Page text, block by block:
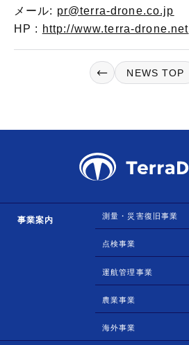
メール: pr@terra-drone.co.jp
HP : http://www.terra-drone.net
NEWS TOP
事業案内 測量・災害復旧事業
点検事業
運航管理事業
農業事業
海外事業